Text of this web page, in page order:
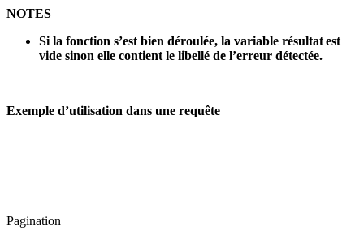
NOTES
Si la fonction s’est bien déroulée, la variable résultat est
vide sinon elle contient le libellé de l’erreur détectée.
Exemple d’utilisation dans une requête
Pagination